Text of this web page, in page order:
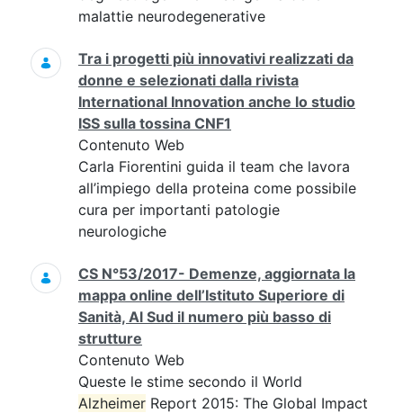
malattie neurodegenerative
Tra i progetti più innovativi realizzati da
donne e selezionati dalla rivista
International Innovation anche lo studio
ISS sulla tossina CNF1
Contenuto Web
Carla Fiorentini guida il team che lavora
all’impiego della proteina come possibile
cura per importanti patologie
neurologiche
CS N°53/2017- Demenze, aggiornata la
mappa online dell’Istituto Superiore di
Sanità, Al Sud il numero più basso di
strutture
Contenuto Web
Queste le stime secondo il World
Alzheimer Report 2015: The Global Impact